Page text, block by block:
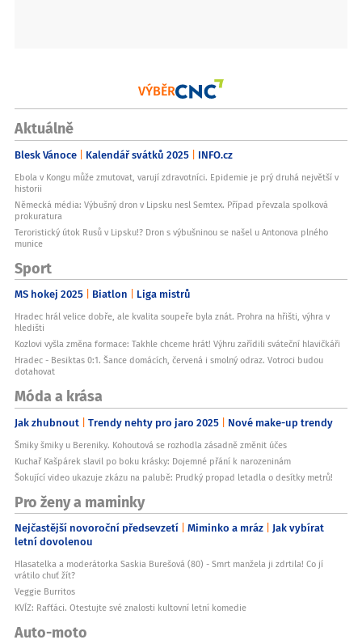
VÝBĚR
Aktuálně
Blesk Vánoce Kalendář svátků 2025 INFO.cz
Ebola v Kongu může zmutovat, varují zdravotníci. Epidemie je prý druhá největší v
historii
Německá média: Výbušný dron v Lipsku nesl Semtex. Případ převzala spolková
prokuratura
Teroristický útok Rusů v Lipsku!? Dron s výbušninou se našel u Antonova plného
munice
Sport
MS hokej 2025 Biatlon Liga mistrů
Hradec hrál velice dobře, ale kvalita soupeře byla znát. Prohra na hřišti, výhra v
hledišti
Kozlovi vyšla změna formace: Takhle chceme hrát! Výhru zařídili sváteční hlavičkáři
Hradec - Besiktas 0:1. Šance domácích, červená i smolný odraz. Votroci budou
dotahovat
Móda a krása
Jak zhubnout Trendy nehty pro jaro 2025 Nové make-up trendy
Šmiky šmiky u Bereniky. Kohoutová se rozhodla zásadně změnit účes
Kuchař Kašpárek slavil po boku krásky: Dojemné přání k narozeninám
Šokující video ukazuje zkázu na palubě: Prudký propad letadla o desítky metrů!
Pro ženy a maminky
Nejčastější novoroční předsevzetí Miminko a mráz Jak vybírat
letní dovolenou
Hlasatelka a moderátorka Saskia Burešová (80) - Smrt manžela ji zdrtila! Co jí
vrátilo chuť žít?
Veggie Burritos
KVÍZ: Rafťáci. Otestujte své znalosti kultovní letní komedie
Auto-moto